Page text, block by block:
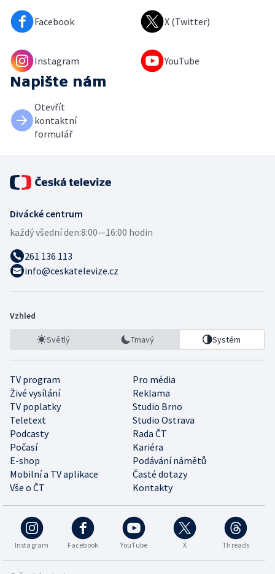
Facebook X (Twitter)
Instagram YouTube
Napište nám
Otevřít
kontaktní
formulář
Divácké centrum
každý všední den:8:00—16:00 hodin
261 136 113
info@ceskatelevize.cz
Vzhled
Světlý Tmavý Systém
TV program
Pro média
Živé vysílání
Reklama
TV poplatky
Studio Brno
Teletext
Studio Ostrava
Podcasty
Rada ČT
Počasí
Kariéra
E-shop
Podávání námětů
Mobilní a TV aplikace
Časté dotazy
Vše o ČT
Kontakty
Instagram Facebook YouTube X Threads